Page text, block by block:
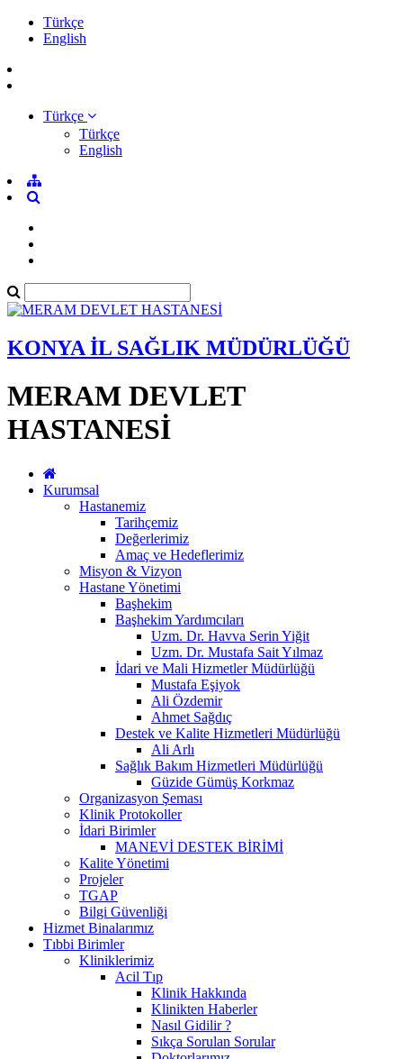
Türkçe
English
Türkçe
Türkçe
English
KONYA İL SAĞLIK MÜDÜRLÜĞÜ
MERAM DEVLET
HASTANESİ
Kurumsal
Hastanemiz
Tarihçemiz
Değerlerimiz
Amaç ve Hedeflerimiz
Misyon & Vizyon
Hastane Yönetimi
Başhekim
Başhekim Yardımcıları
Uzm. Dr. Havva Serin Yiğit
Uzm. Dr. Mustafa Sait Yılmaz
İdari ve Mali Hizmetler Müdürlüğü
Mustafa Eşiyok
Ali Özdemir
Ahmet Sağdıç
Destek ve Kalite Hizmetleri Müdürlüğü
Ali Arlı
Sağlık Bakım Hizmetleri Müdürlüğü
Güzide Gümüş Korkmaz
Organizasyon Şeması
Klinik Protokoller
İdari Birimler
MANEVİ DESTEK BİRİMİ
Kalite Yönetimi
Projeler
TGAP
Bilgi Güvenliği
Hizmet Binalarımız
Tıbbi Birimler
Kliniklerimiz
Acil Tıp
Klinik Hakkında
Klinikten Haberler
Nasıl Gidilir ?
Sıkça Sorulan Sorular